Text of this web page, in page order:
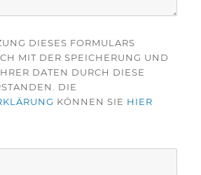
DIESES FORMULARS
MIT DER SPEICHERUNG UND
DATEN DURCH DIESE
DIE
KÖNNEN SIE HIER